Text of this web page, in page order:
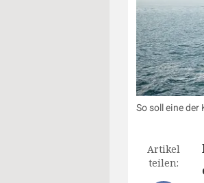
So soll eine
Artikel
teilen: